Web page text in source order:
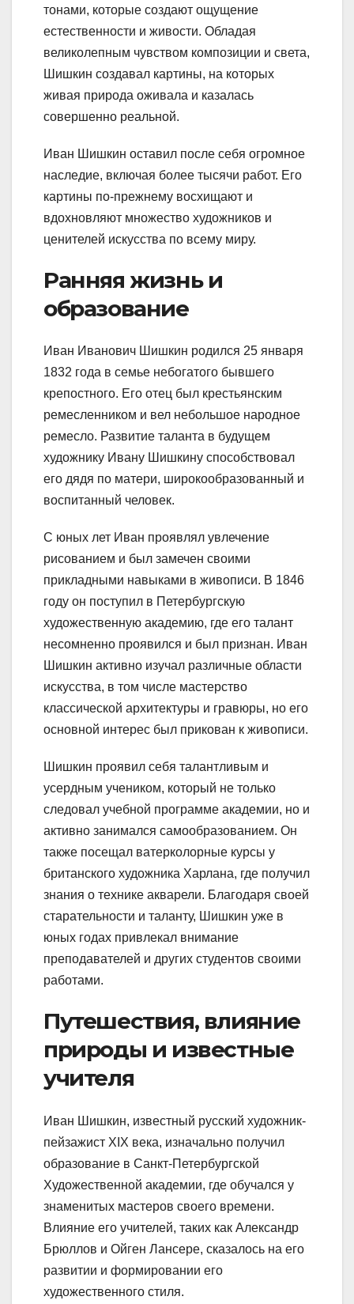
тонами, которые создают ощущение
естественности и живости. Обладая
великолепным чувством композиции и света,
Шишкин создавал картины, на которых
живая природа оживала и казалась
совершенно реальной.
Иван Шишкин оставил после себя огромное
наследие, включая более тысячи работ. Его
картины по-прежнему восхищают и
вдохновляют множество художников и
ценителей искусства по всему миру.
Ранняя жизнь и
образование
Иван Иванович Шишкин родился 25 января
1832 года в семье небогатого бывшего
крепостного. Его отец был крестьянским
ремесленником и вел небольшое народное
ремесло. Развитие таланта в будущем
художнику Ивану Шишкину способствовал
его дядя по матери, широкообразованный и
воспитанный человек.
С юных лет Иван проявлял увлечение
рисованием и был замечен своими
прикладными навыками в живописи. В 1846
году он поступил в Петербургскую
художественную академию, где его талант
несомненно проявился и был признан. Иван
Шишкин активно изучал различные области
искусства, в том числе мастерство
классической архитектуры и гравюры, но его
основной интерес был прикован к живописи.
Шишкин проявил себя талантливым и
усердным учеником, который не только
следовал учебной программе академии, но и
активно занимался самообразованием. Он
также посещал ватерколорные курсы у
британского художника Харлана, где получил
знания о технике акварели. Благодаря своей
старательности и таланту, Шишкин уже в
юных годах привлекал внимание
преподавателей и других студентов своими
работами.
Путешествия, влияние
природы и известные
учителя
Иван Шишкин, известный русский художник-
пейзажист XIX века, изначально получил
образование в Санкт-Петербургской
Художественной академии, где обучался у
знаменитых мастеров своего времени.
Влияние его учителей, таких как Александр
Брюллов и Ойген Лансере, сказалось на его
развитии и формировании его
художественного стиля.